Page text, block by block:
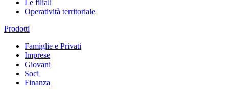
Le filiali
Operatività territoriale
Prodotti
Famiglie e Privati
Imprese
Giovani
Soci
Finanza